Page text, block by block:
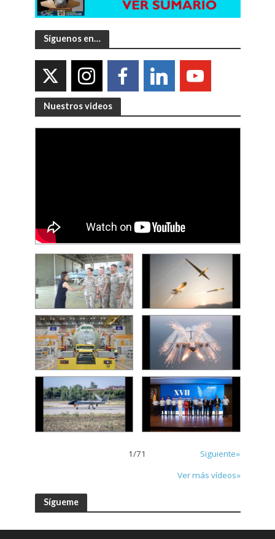
Síguenos en…
Nuestros videos
1/71
Siguiente»
Ver más vídeos»
Sígueme